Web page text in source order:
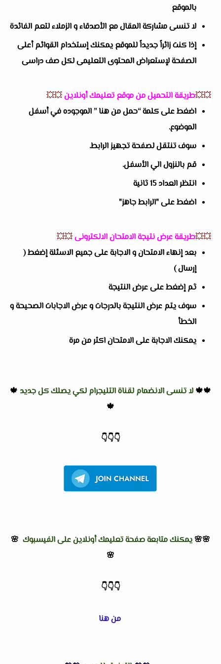
بالموقع
لا تنسى مشاركة المقال مع الأصدقاء و الزملاء لتعم الفائدة
إذا كنت زائراً جديداً للموقع يمكنك إستخدام القوائم أعلى
الصفحة لإستعراض المحتوى التعليمى لكل صف دراسى
💥💥طريقة التحميل من موقع تعليمك أونلاين💥💥
اضغط على كلمة “حمل من هنا ” الموجوده في أسفل
الموضوع.
سوف تنتقل لصفحة تجهيز الرابط.
قم بالنزول الي الأسفل.
انتظر العداد 15 ثانية
اضغط على "الرابط جاهز"
💥💥طريقة عرض نتيجة الامتحان الالكترونى💥💥
بعد إنهاء الامتحان و الاجابة على جميع الاسئلة إضغط (
إرسال )
ثم إضغط على عرض النتيجة
سوف يتم عرض النتيجة بالدرجات و عرض الاجابات الصحيحة و
الخطأ
يمكنك الاجابة على الامتحان اكثر من مرة
🍁🍁 لا تنسى الانضمام لقناة التليجرام لكي يصلك كل جديد 🍁
🍁
👇
👇
👇
🌸🌸 يمكنك متابعة صفحة تعليمك أونلاين على الفيسبوك 🌸
🌸
👇
👇
👇
من هنا